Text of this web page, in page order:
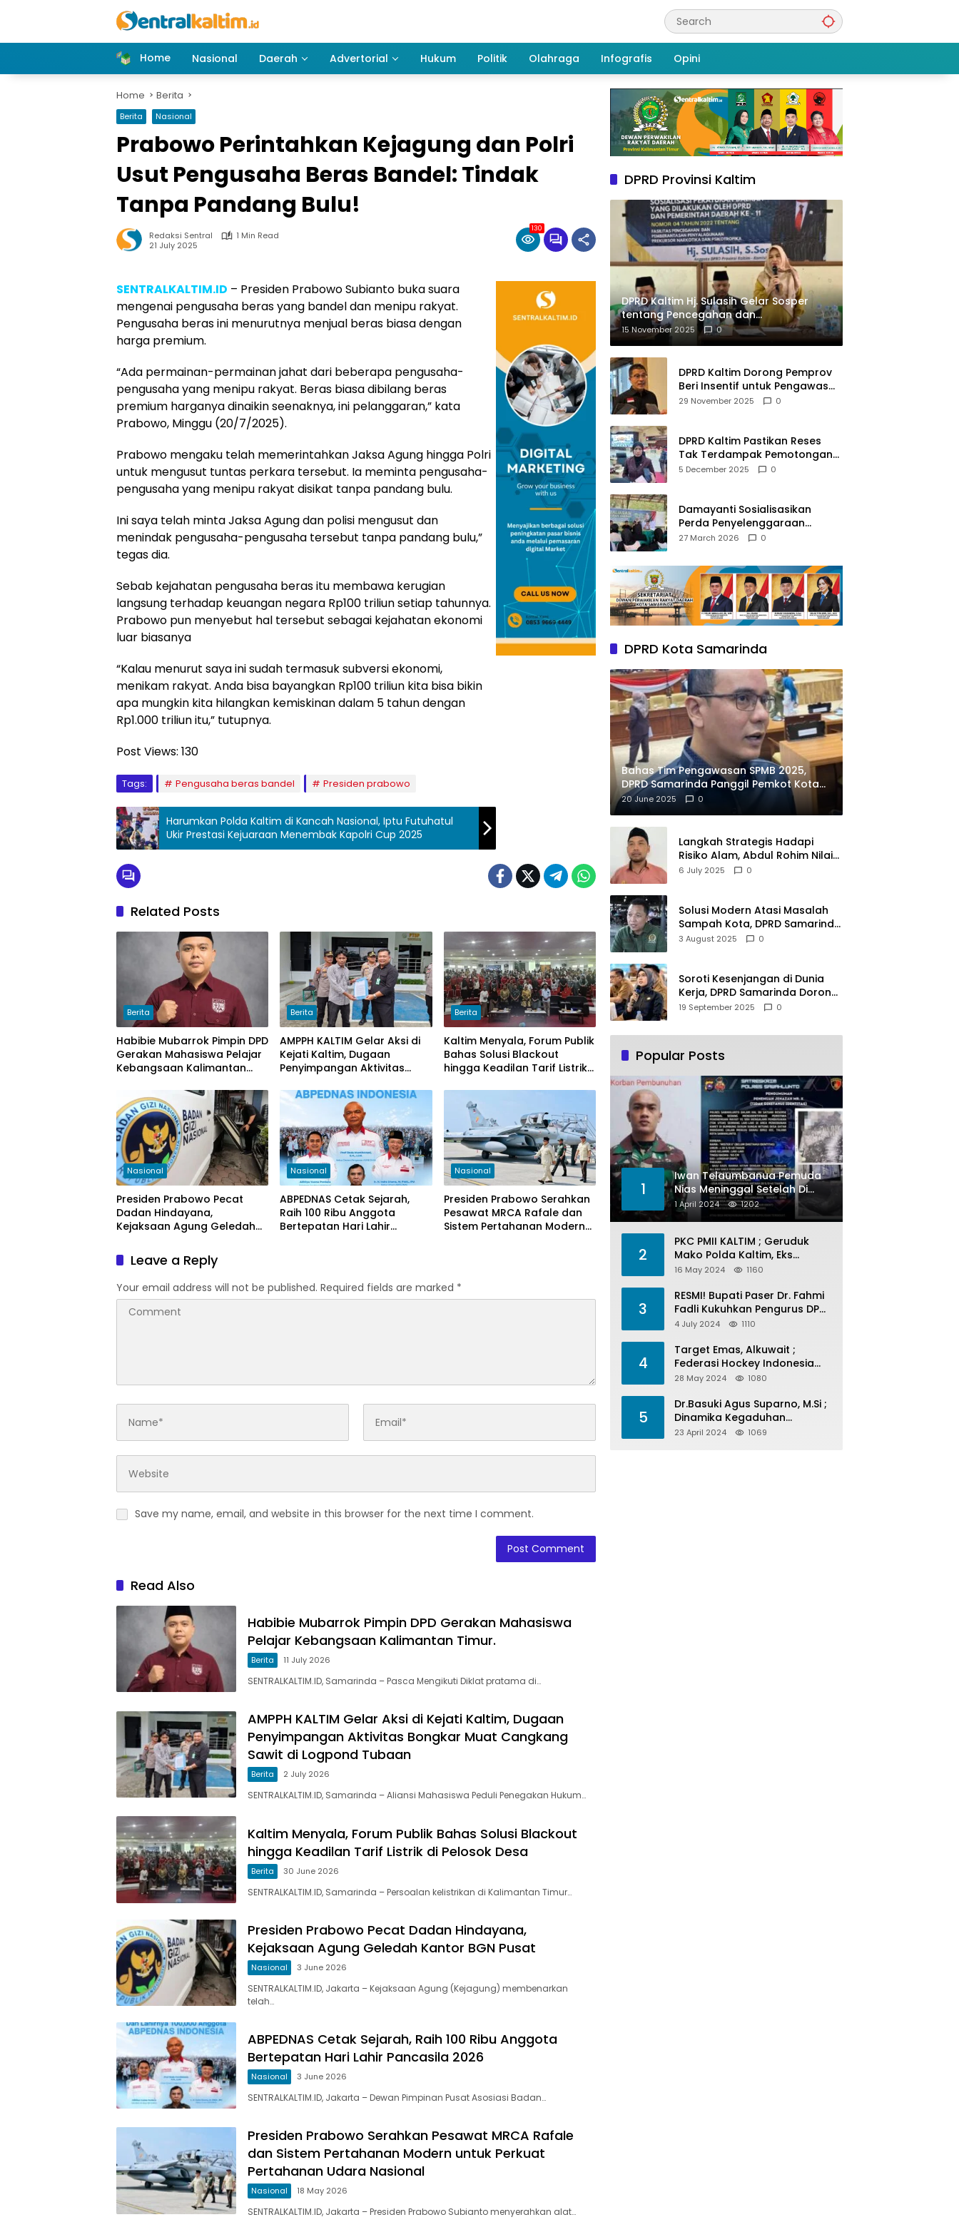
Home
Nasional Daerah Advertorial Hukum Politik Olahraga Infografis Opini
Home Berita
Berita Nasional
Prabowo Perintahkan Kejagung dan Polri
Usut Pengusaha Beras Bandel: Tindak
Tanpa Pandang Bulu!
Redaksi Sentral
1 Min Read
21 July 2025
130
SENTRALKALTIM.ID – Presiden Prabowo Subianto buka suara
mengenai pengusaha beras yang bandel dan menipu rakyat.
Pengusaha beras ini menurutnya menjual beras biasa dengan
harga premium.
“Ada permainan-permainan jahat dari beberapa pengusaha-
pengusaha yang menipu rakyat. Beras biasa dibilang beras
premium harganya dinaikin seenaknya, ini pelanggaran,” kata
Prabowo, Minggu (20/7/2025).
Prabowo mengaku telah memerintahkan Jaksa Agung hingga Polri
untuk mengusut tuntas perkara tersebut. Ia meminta pengusaha-
pengusaha yang menipu rakyat disikat tanpa pandang bulu.
Ini saya telah minta Jaksa Agung dan polisi mengusut dan
menindak pengusaha-pengusaha tersebut tanpa pandang bulu,”
tegas dia.
Sebab kejahatan pengusaha beras itu membawa kerugian
langsung terhadap keuangan negara Rp100 triliun setiap tahunnya.
Prabowo pun menyebut hal tersebut sebagai kejahatan ekonomi
luar biasanya
“Kalau menurut saya ini sudah termasuk subversi ekonomi,
menikam rakyat. Anda bisa bayangkan Rp100 triliun kita bisa bikin
apa mungkin kita hilangkan kemiskinan dalam 5 tahun dengan
Rp1.000 triliun itu,” tutupnya.
Post Views: 130
Tags: Pengusaha beras bandel Presiden prabowo
Harumkan Polda Kaltim di Kancah Nasional, Iptu Futuhatul
Ukir Prestasi Kejuaraan Menembak Kapolri Cup 2025
Related Posts
Berita
Habibie Mubarrok Pimpin DPD
Gerakan Mahasiswa Pelajar
Kebangsaan Kalimantan
Berita
AMPPH KALTIM Gelar Aksi di
Kejati Kaltim, Dugaan
Penyimpangan Aktivitas
Sawit di Logpond Tubaan
Berita
Kaltim Menyala, Forum Publik
Bahas Solusi Blackout
hingga Keadilan Tarif Listrik
Nasional
Presiden Prabowo Pecat
Dadan Hindayana,
Kejaksaan Agung Geledah
Nasional
ABPEDNAS Cetak Sejarah,
Raih 100 Ribu Anggota
Bertepatan Hari Lahir
Nasional
Presiden Prabowo Serahkan
Pesawat MRCA Rafale dan
Sistem Pertahanan Modern
Leave a Reply
Your email address will not be published. Required fields are marked *
Save my name, email, and website in this browser for the next time I comment.
Read Also
Habibie Mubarrok Pimpin DPD Gerakan Mahasiswa
Pelajar Kebangsaan Kalimantan Timur.
Berita 11 July 2026
SENTRALKALTIM.ID, Samarinda – Pasca Mengikuti Diklat pratama di…
AMPPH KALTIM Gelar Aksi di Kejati Kaltim, Dugaan
Penyimpangan Aktivitas Bongkar Muat Cangkang
Sawit di Logpond Tubaan
Berita 2 July 2026
SENTRALKALTIM.ID, Samarinda – Aliansi Mahasiswa Peduli Penegakan Hukum…
Kaltim Menyala, Forum Publik Bahas Solusi Blackout
hingga Keadilan Tarif Listrik di Pelosok Desa
Berita 30 June 2026
SENTRALKALTIM.ID, Samarinda – Persoalan kelistrikan di Kalimantan Timur…
Presiden Prabowo Pecat Dadan Hindayana,
Kejaksaan Agung Geledah Kantor BGN Pusat
Nasional 3 June 2026
SENTRALKALTIM.ID, Jakarta – Kejaksaan Agung (Kejagung) membenarkan
telah…
ABPEDNAS Cetak Sejarah, Raih 100 Ribu Anggota
Bertepatan Hari Lahir Pancasila 2026
Nasional 3 June 2026
SENTRALKALTIM.ID, Jakarta – Dewan Pimpinan Pusat Asosiasi Badan…
Presiden Prabowo Serahkan Pesawat MRCA Rafale
dan Sistem Pertahanan Modern untuk Perkuat
Pertahanan Udara Nasional
Nasional 18 May 2026
SENTRALKALTIM.ID, Jakarta – Presiden Prabowo Subianto menyerahkan alat…
DPRD Provinsi Kaltim
DPRD Kaltim Hj. Sulasih Gelar Sosper
tentang Pencegahan dan
Pemberantasan NAPZA
15 November 2025 0
DPRD Kaltim Dorong Pemprov
Beri Insentif untuk Pengawas
Madrasah dan Pendidikan
29 November 2025 0
DPRD Kaltim Pastikan Reses
Tak Terdampak Pemotongan
Transfer Dana Pusat
5 December 2025 0
Damayanti Sosialisasikan
Perda Penyelenggaraan
Pendidikan Pancasila dan
27 March 2026 0
DPRD Kota Samarinda
Bahas Tim Pengawasan SPMB 2025,
DPRD Samarinda Panggil Pemkot Kota
Tepian
20 June 2025 0
Langkah Strategis Hadapi
Risiko Alam, Abdul Rohim Nilai
Samarinda Siap Jadi Pusat
6 July 2025 0
Solusi Modern Atasi Masalah
Sampah Kota, DPRD Samarinda
Dukung Penuh Proyek PLTSA
3 August 2025 0
Soroti Kesenjangan di Dunia
Kerja, DPRD Samarinda Dorong
Pemkot Gencarkan
19 September 2025 0
Popular Posts
1
Iwan Telaumbanua Pemuda
Nias Meninggal Setelah Di
Habisi Oknum TNI AL
1 April 2024 1202
2
PKC PMII KALTIM ; Geruduk
Mako Polda Kaltim, Eks
Lubang Tambang Banyak
16 May 2024 1160
3
RESMI! Bupati Paser Dr. Fahmi
Fadli Kukuhkan Pengurus DPP
LAP 2024-2029
4 July 2024 1110
4
Target Emas, Alkuwait ;
Federasi Hockey Indonesia
Kota Balikpapan Siap Menjadi
28 May 2024 1080
5
Dr.Basuki Agus Suparno, M.Si ;
Dinamika Kegaduhan
Komunikasi Politik Jelang
23 April 2024 1069